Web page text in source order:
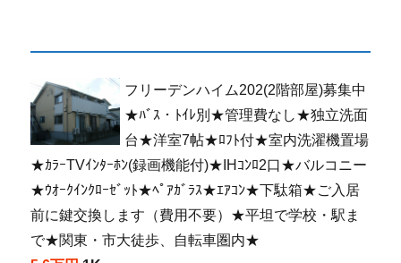
フリーデンハイム202(2階部屋)募集中
★ﾊﾞｽ・ﾄｲﾚ別★管理費なし★独立洗面
台★洋室7帖★ﾛﾌﾄ付★室内洗濯機置場
★ｶﾗｰTVｲﾝﾀｰﾎﾝ(録画機能付)★IHｺﾝﾛ2口★バルコニー
★ｳｵｰｸｲﾝｸﾛｰｾﾞｯﾄ★ﾍﾟｱｶﾞﾗｽ★ｴｱｺﾝ★下駄箱★ご入居
前に鍵交換します（費用不要）★平坦で学校・駅ま
で★関東・市大徒歩、自転車圏内★